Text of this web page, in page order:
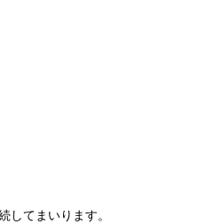
てまいります。